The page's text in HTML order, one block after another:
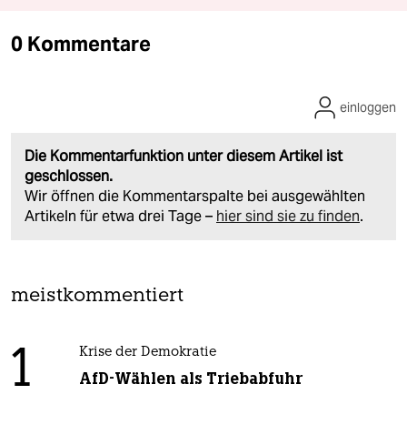
0 Kommentare
Die Kommentarfunktion unter diesem Artikel ist
geschlossen.
Wir öffnen die Kommentarspalte bei ausgewählten
Artikeln für etwa drei Tage – hier sind sie zu finden.
einloggen
meistkommentiert
1 Krise der Demokratie
AfD-Wählen als Triebabfuhr